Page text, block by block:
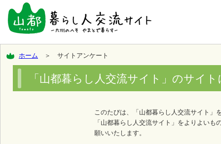
ホーム ＞ サイトアンケート
「山都暮らし人交流サイト」のサイ
このたびは、「山都暮らし人交流サイト」
「山都暮らし人交流サイト」をよりよい
願いいたします。